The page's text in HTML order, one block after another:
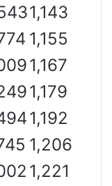
1,143
1,155
1,167
1,179
1,192
1,206
1,221